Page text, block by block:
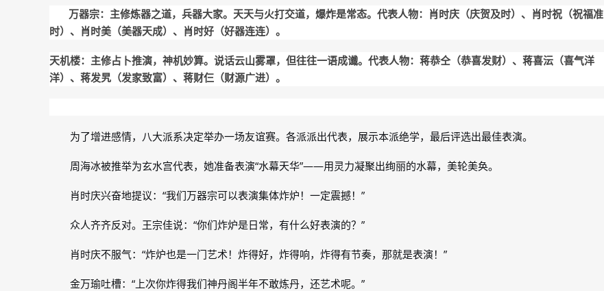
万器宗：主修炼器之道，兵器大家。天天与火打交道，爆炸是常态。代表人物：肖时庆（庆贺及时）、肖时祝（祝福准
时）、肖时美（美器天成）、肖时好（好器连连）。
天机楼：主修占卜推演，神机妙算。说话云山雾罩，但往往一语成谶。代表人物：蒋恭仝（恭喜发财）、蒋喜沄（喜气洋
洋）、蒋发旯（发家致富）、蒋财仨（财源广进）。
为了增进感情，八大派系决定举办一场友谊赛。各派派出代表，展示本派绝学，最后评选出最佳表演。
周海冰被推举为玄水宫代表，她准备表演“水幕天华”——用灵力凝聚出绚丽的水幕，美轮美奂。
肖时庆兴奋地提议：“我们万器宗可以表演集体炸炉！一定震撼！”
众人齐齐反对。王宗佳说：“你们炸炉是日常，有什么好表演的？”
肖时庆不服气：“炸炉也是一门艺术！炸得好，炸得响，炸得有节奏，那就是表演！”
金万瑜吐槽：“上次你炸得我们神丹阁半年不敢炼丹，还艺术呢。”